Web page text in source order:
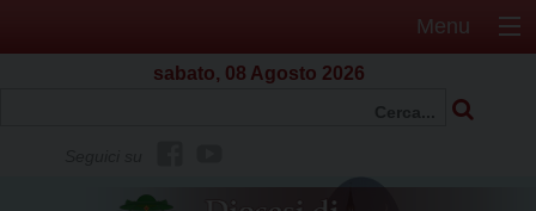
Menu
sabato, 08 Agosto 2026